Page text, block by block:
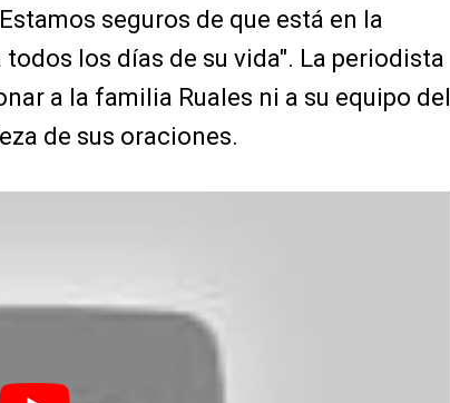
seguros de que está en la
los días de su vida". La periodista
a la familia Ruales ni a su equipo del
de sus oraciones.